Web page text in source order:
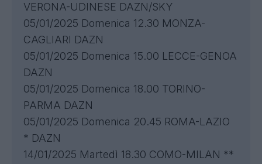
VERONA-UDINESE DAZN/SKY
05/01/2025 Domenica 12.30 MONZA-
CAGLIARI DAZN
05/01/2025 Domenica 15.00 LECCE-GENOA
DAZN
05/01/2025 Domenica 18.00 TORINO-
PARMA DAZN
05/01/2025 Domenica 20.45 ROMA-LAZIO
* DAZN
14/01/2025 Martedì 18.30 COMO-MILAN **